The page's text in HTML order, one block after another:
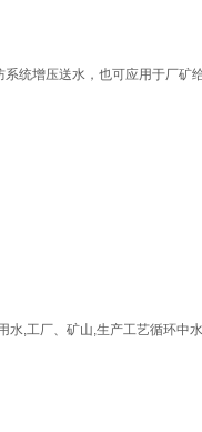
统增压送水，也可应用于厂矿
,工厂、矿山,生产工艺循环中